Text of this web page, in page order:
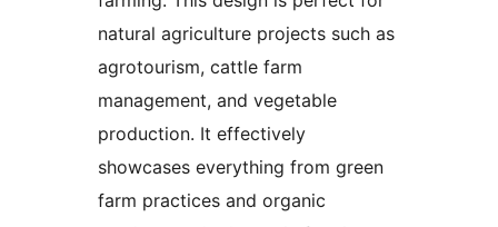
natural agriculture projects such as
agrotourism, cattle farm
management, and vegetable
production. It effectively
showcases everything from green
farm practices and organic